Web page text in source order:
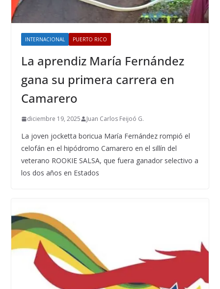
INTERNACIONAL PUERTO RICO
La aprendiz María Fernández
gana su primera carrera en
Camarero
diciembre 19, 2025 Juan Carlos Feijoó G.
La joven jocketta boricua María Fernández rompió el
celofán en el hipódromo Camarero en el sillín del
veterano ROOKIE SALSA, que fuera ganador selectivo a
los dos años en Estados